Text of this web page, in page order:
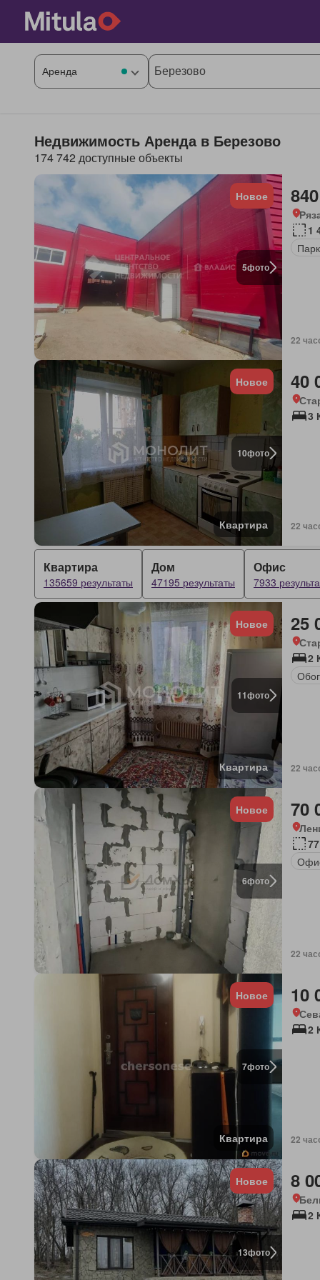
Недвижимость Аренда в Березово
174 742 доступные объекты
5фото
Новое
1
22
10фото
Новое
Квартира
40
3
22
Квартира
135659 результаты
Дом
47195 результаты
Офис
7933
11фото
Новое
Квартира
25
2
22
6фото
Новое 70
22
7фото
Новое
Квартира
10
2
22
13фото
Новое 8
2